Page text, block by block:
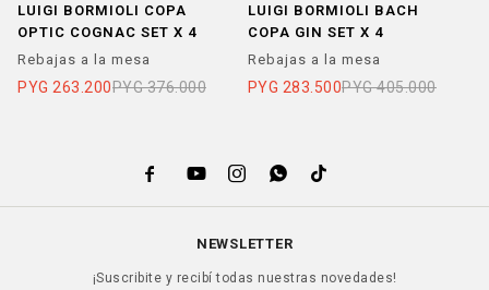
LUIGI BORMIOLI COPA
OPTIC COGNAC SET X 4
Rebajas a la mesa
PYG 263.200PYG 376.000
LUIGI BORMIOLI BACH
COPA GIN SET X 4
Rebajas a la mesa
PYG 283.500PYG 405.000
    
NEWSLETTER
¡Suscribite y recibí todas nuestras novedades!